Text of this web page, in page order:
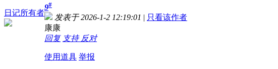
日记所有者
9#
发表于 2026-1-2 12:19:01 | 只看该作者
康康
回复 支持 反对
使用道具 举报